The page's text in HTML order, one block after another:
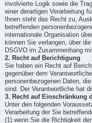
involvierte Logik sowie die
einer derartigen Verarbeitung
Ihnen steht das Recht zu,
betreffenden
internationale Organisation
können Sie verlangen, über
DSGVO im Zusammenhang
2. Recht auf Berichtigung
Sie haben ein Recht auf
gegenüber dem
personenbezogenen Daten,
sind. Der Verantwortliche hat
3. Recht auf Einschränkung
Unter den folgenden
Verarbeitung der Sie
(1) wenn Sie die Richtigkeit